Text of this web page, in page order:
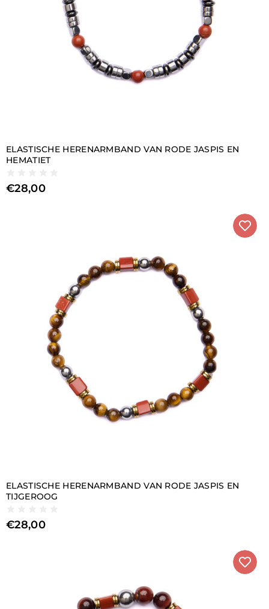
ELASTISCHE HERENARMBAND VAN RODE JASPIS EN
HEMATIET
€28,00
ELASTISCHE HERENARMBAND VAN RODE JASPIS EN
TIJGEROOG
€28,00